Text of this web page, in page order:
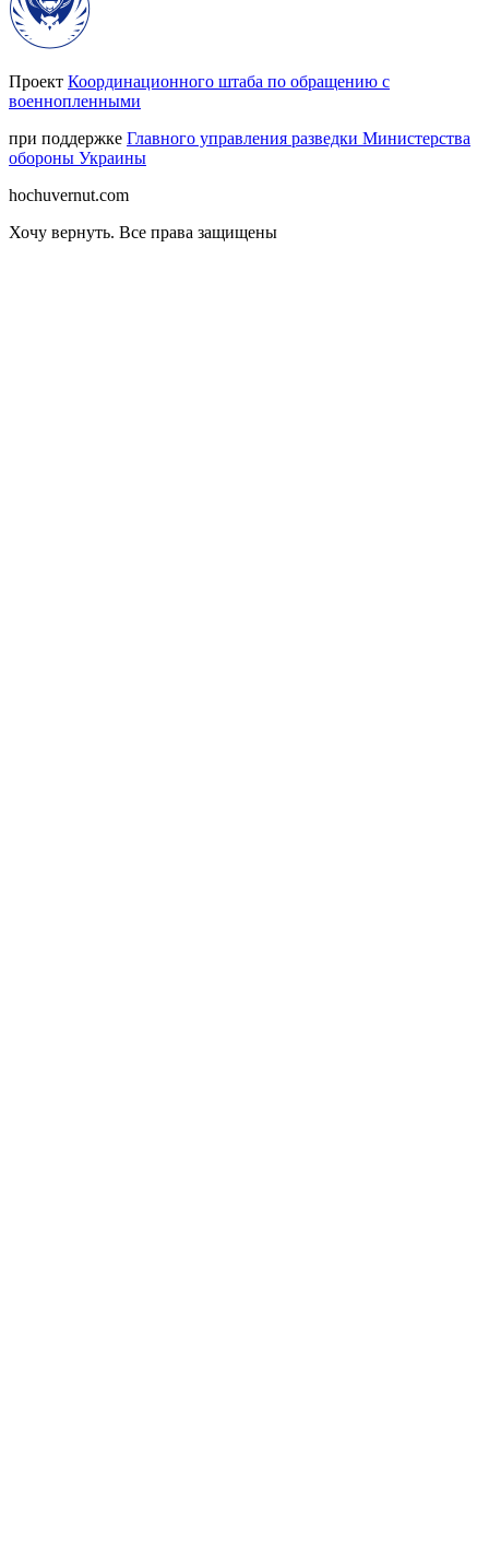
Проект Координационного штаба по обращению с
военнопленными
при поддержке Главного управления разведки Министерства
обороны Украины
hochuvernut.com
Хочу вернуть. Все права защищены